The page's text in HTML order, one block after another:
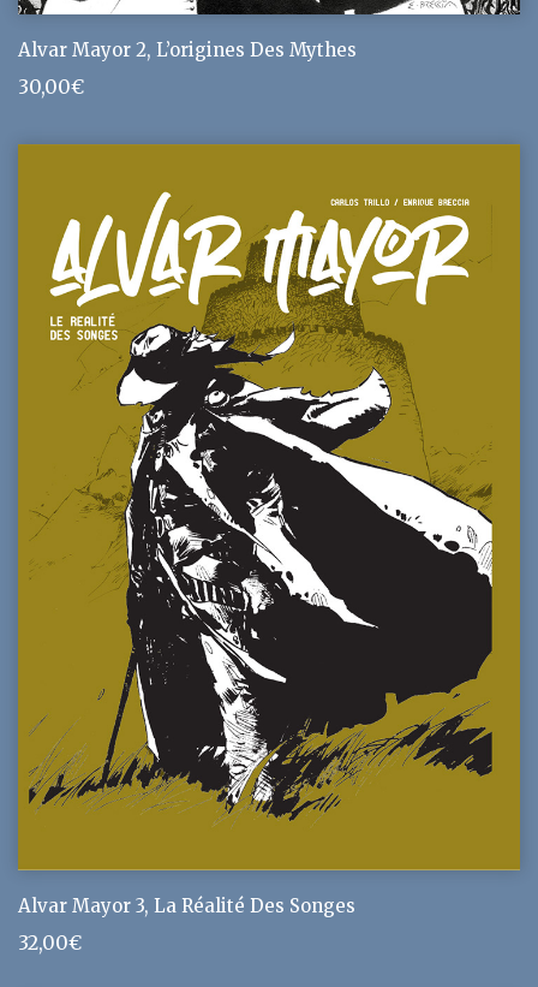
Alvar Mayor 2, L’origines Des Mythes
30,00€
Alvar Mayor 3, La Réalité Des Songes
32,00€